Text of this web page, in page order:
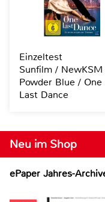
Neu im Shop
ePaper Jahres-
Einzeltest
Sunfilm / NewKSM
Powder Blue / One
Last Dance